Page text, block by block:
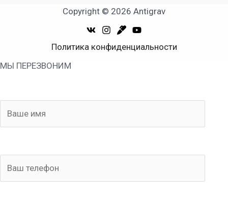
Copyright © 2026 Antigrav
Политика конфиденциальности
МЫ ПЕРЕЗВОНИМ